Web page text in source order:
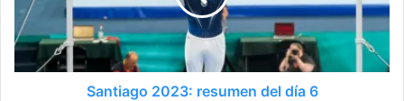
Santiago 2023: resumen del día 6